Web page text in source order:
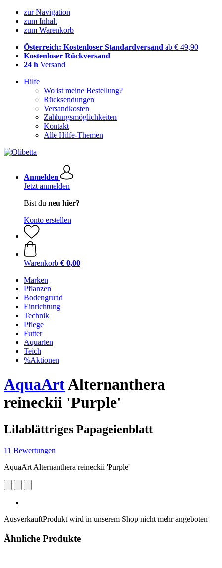
zur Navigation
zum Inhalt
zum Warenkorb
Österreich: Kostenloser Standardversand ab € 49,90
Kostenloser Rückversand
24 h Versand
Hilfe
Wo ist meine Bestellung?
Rücksendungen
Versandkosten
Zahlungsmöglichkeiten
Kontakt
Alle Hilfe-Themen
Anmelden
Jetzt anmelden
Bist du neu hier?
Konto erstellen
Warenkorb € 0,00
Marken
Pflanzen
Bodengrund
Einrichtung
Technik
Pflege
Futter
Aquarien
Teich
%Aktionen
AquaArtAlternanthera
reineckii 'Purple'
Lilablättriges Papageienblatt
11 Bewertungen
AquaArt Alternanthera reineckii 'Purple'
AusverkauftProdukt wird in unserem Shop nicht mehr angeboten
Ähnliche Produkte